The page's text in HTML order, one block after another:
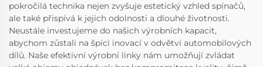
pokročilá technika nejen zvyšuje estetický vzhled spínačů,
ale také přispívá k jejich odolnosti a dlouhé životnosti.
Neustále investujeme do našich výrobních kapacit,
abychom zůstali na špici inovací v odvětví automobilových
dílů. Naše efektivní výrobní linky nám umožňují zvládat